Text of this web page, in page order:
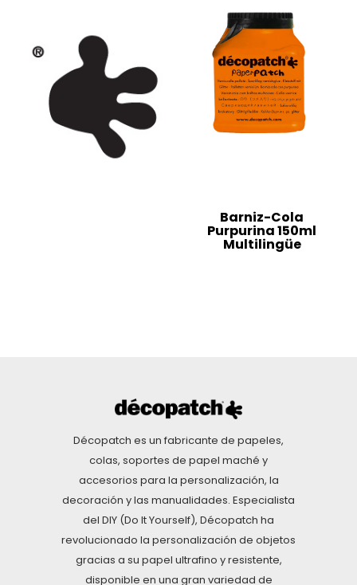
Barniz-Cola
Purpurina 150ml
Multilingüe
Décopatch es un fabricante de papeles,
colas, soportes de papel maché y
accesorios para la personalización, la
decoración y las manualidades. Especialista
del DIY (Do It Yourself), Décopatch ha
revolucionado la personalización de objetos
gracias a su papel ultrafino y resistente,
disponible en una gran variedad de